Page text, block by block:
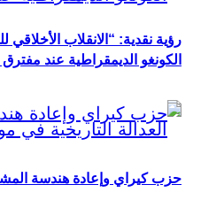
رؤية نقدية: “الانقلاب
الكونغو الديمقراطية عند
حزب كيراي وإعادة هندسة